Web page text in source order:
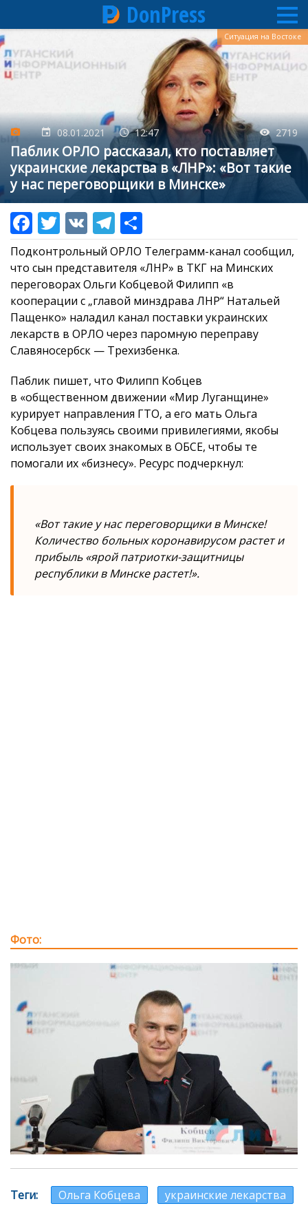
Перейти
к
основному
DonPress
08.01.2021 12:47 2719
Паблик ОРЛО рассказал, кто поставляет
украинские лекарства в «ЛНР»: «Вот такие
у нас переговорщики в Минске»
Ситуация на Востоке
Подконтрольный ОРЛО Телеграмм-канал сообщил,
что сын представителя «ЛНР» в ТКГ на Минских
переговорах Ольги Кобцевой Филипп «в
кооперации с „главой минздрава ЛНР“ Натальей
Пащенко» наладил канал поставки украинских
лекарств в ОРЛО через паромную переправу
Славяносербск — Трехизбенка.
Паблик пишет, что Филипп Кобцев
в «общественном движении «Мир Луганщине»
курирует направления ГТО, а его мать Ольга
Кобцева пользуясь своими привилегиями, якобы
использует своих знакомых в ОБСЕ, чтобы те
помогали их «бизнесу». Ресурс подчеркнул:
«Вот такие у нас переговорщики в Минске!
Количество больных коронавирусом растет и
прибыль «ярой патриотки-защитницы
республики в Минске растет!».
Фото
Теги Ольга Кобцева
украинские лекарства